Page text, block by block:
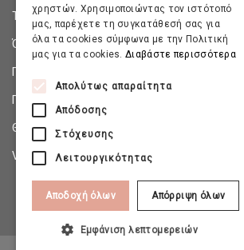
Τρόποι Πληρωμής
Όροι & Προϋποθέσεις
Πολιτική Απορρήτου
Πολιτική Επιστροφών
Θέσεις Εργασίας
Virtual Tour
χρηστών. Χρησιμοποιώντας τον ιστότοπό
μας, παρέχετε τη συγκατάθεσή σας για
όλα τα cookies σύμφωνα με την Πολιτική
μας για τα cookies. Διαβάστε περισσότερα
Απολύτως απαραίτητα
Απόδοσης
Στόχευσης
Λειτουργικότητας
Αποδοχή όλων Απόρριψη όλων
Εμφάνιση λεπτομερειών